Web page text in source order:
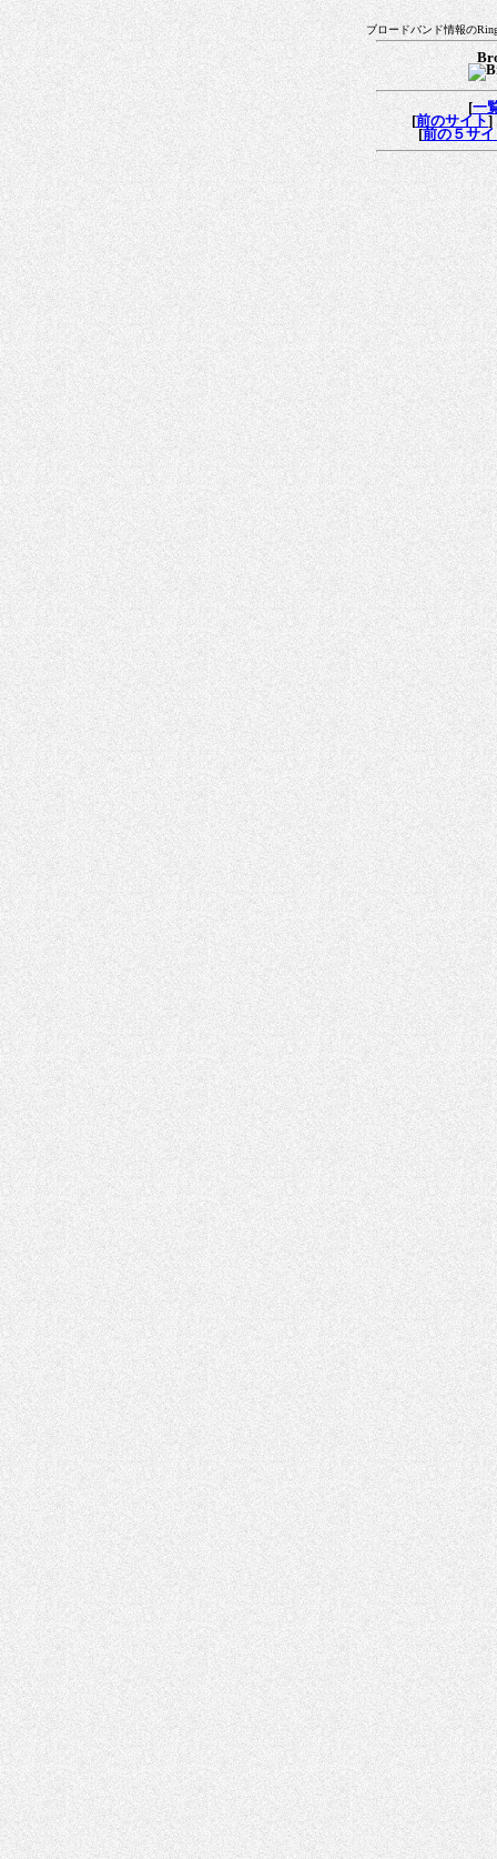
ブロードバンド情報の
[一
[前のサイト]
[前の５サ